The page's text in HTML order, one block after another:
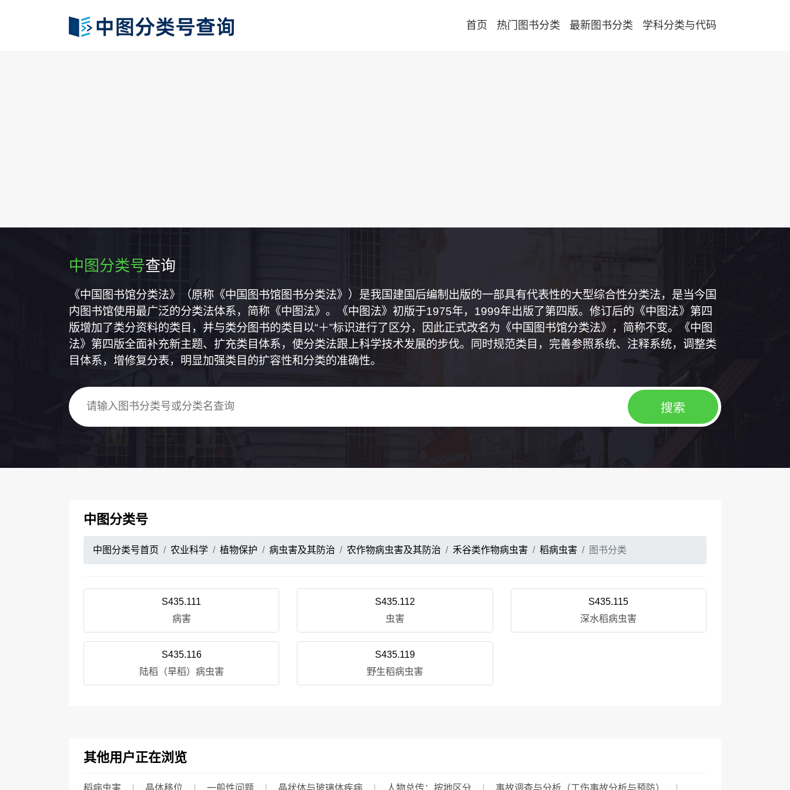
首页 热门图书分类 最新图书分类 学科分类与代码
中图分类号查询
《中国图书馆分类法》（原称《中国图书馆图书分类法》）是我国建国后编制出版的一部具有代表性的大型综合性分类法，是当今国
内图书馆使用最广泛的分类法体系，简称《中图法》。《中图法》初版于1975年，1999年出版了第四版。修订后的《中图法》第四
版增加了类分资料的类目，并与类分图书的类目以“＋”标识进行了区分，因此正式改名为《中国图书馆分类法》，简称不变。《中图
法》第四版全面补充新主题、扩充类目体系，使分类法跟上科学技术发展的步伐。同时规范类目，完善参照系统、注释系统，调整类
目体系，增修复分表，明显加强类目的扩容性和分类的准确性。
中图分类号
中图分类号首页 农业科学 植物保护 病虫害及其防治 农作物病虫害及其防治 禾谷类作物病虫害 稻病虫害 图书分类
S435.111
病害
S435.112
虫害
S435.115
深水稻病虫害
S435.116
陆稻（旱稻）病虫害
S435.119
野生稻病虫害
其他用户正在浏览
稻病虫害 晶体移位 一般性问题 晶状体与玻璃体疾病 人物总传：按地区分 事故调查与分析（工伤事故分析与预防）